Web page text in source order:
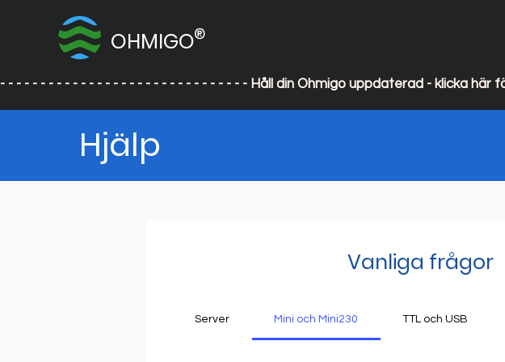
OHMIGO®
- - - - - - - - - - - - - - - - - - - - - - - - - - - - - - - Håll din Ohmigo uppdaterad - klicka
Hjälp
Vanliga frågor
Server Mini och Mini230 TTL och USB